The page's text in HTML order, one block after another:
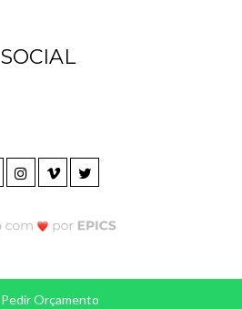
SOCIAL
Pedir Orçamento